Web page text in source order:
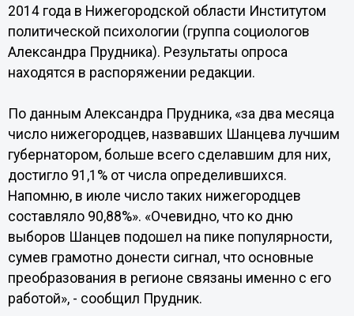
2014 года в Нижегородской области Институтом
политической психологии (группа социологов
Александра Прудника). Результаты опроса
находятся в распоряжении редакции.
По данным Александра Прудника, «за два месяца
число нижегородцев, назвавших Шанцева лучшим
губернатором, больше всего сделавшим для них,
достигло 91,1% от числа определившихся.
Напомню, в июле число таких нижегородцев
составляло 90,88%». «Очевидно, что ко дню
выборов Шанцев подошел на пике популярности,
сумев грамотно донести сигнал, что основные
преобразования в регионе связаны именно с его
работой», - сообщил Прудник.